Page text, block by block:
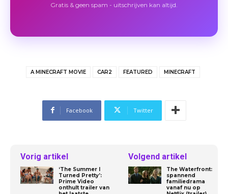
Gratis & geen spam - uitschrijven kan altijd.
A MINECRAFT MOVIE CAR2 FEATURED MINECRAFT
Facebook Twitter
Vorig artikel
‘The Summer I
Turned Pretty’:
Prime Video
onthult trailer van
Volgend artikel
The Waterfront:
spannend
familiedrama
vanaf nu op